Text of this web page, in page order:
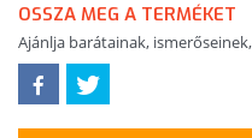
OSSZA MEG A TERMÉKET
Ajánlja barátainak,